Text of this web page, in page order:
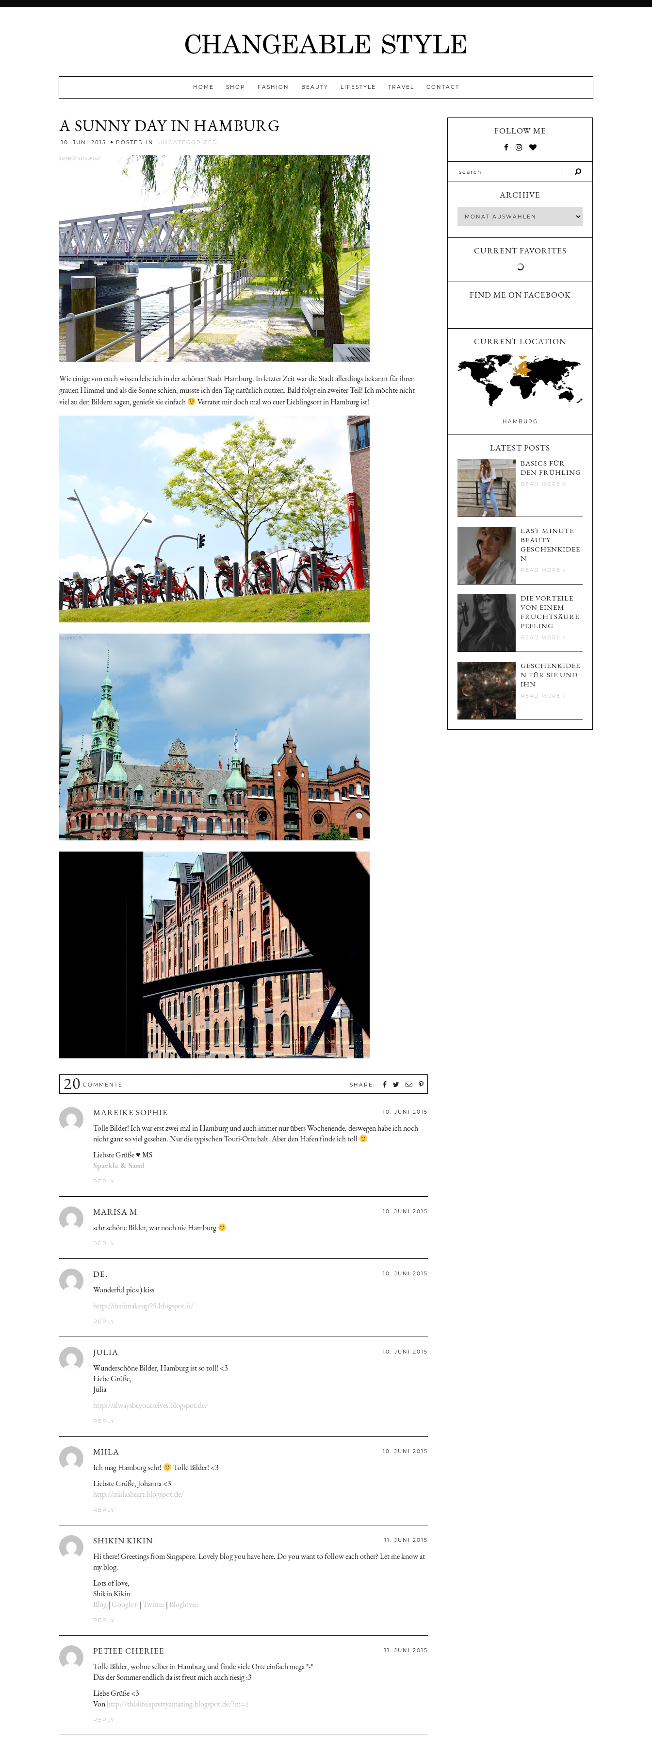
HOME SHOP FASHION BEAUTY LIFESTYLE TRAVEL CONTACT
A SUNNY DAY IN HAMBURG
10. JUNI 2015 POSTED IN: UNCATEGORIZED
Wie einige von euch wissen lebe ich in der schönen Stadt Hamburg. In letzter Zeit war die Stadt allerdings bekannt für ihren
grauen Himmel und als die Sonne schien, musste ich den Tag natürlich nutzen. Bald folgt ein zweiter Teil! Ich möchte nicht
viel zu den Bildern sagen, genießt sie einfach
Verratet mir doch mal wo euer Lieblingsort in Hamburg ist!
20 COMMENTS SHARE:
MAREIKE SOPHIE 10. JUNI 2015
Tolle Bilder! Ich war erst zwei mal in Hamburg und auch immer nur übers Wochenende, deswegen habe ich noch
nicht ganz so viel gesehen. Nur die typischen Touri-Orte halt. Aber den Hafen finde ich toll
Liebste Grüße ♥ MS
Sparkle & Sand
REPLY
MARISA M 10. JUNI 2015
sehr schöne Bilder, war noch nie Hamburg
REPLY
DE. 10. JUNI 2015
Wonderful pics:) kiss
http://denimakeup95.blogspot.it/
REPLY
JULIA 10. JUNI 2015
Wunderschöne Bilder, Hamburg ist so toll! <3
Liebe Grüße,
Julia
http://alwaysbeyourselves.blogspot.de/
REPLY
MIILA 10. JUNI 2015
Ich mag Hamburg sehr!
Tolle Bilder! <3
Liebste Grüße, Johanna <3
http://miilasheart.blogspot.de/
REPLY
SHIKIN KIKIN 11. JUNI 2015
Hi there! Greetings from Singapore. Lovely blog you have here. Do you want to follow each other? Let me know at
my blog.
Lots of love,
Shikin Kikin
Blog| Google+| Twitter| Bloglovin
REPLY
PETIEE CHERIEE 11. JUNI 2015
Tolle Bilder, wohne selber in Hamburg und finde viele Orte einfach mega *-*
Das der Sommer endlich da ist freut mich auch riesig :3
Liebe Grüße <3
Vonhttp://thislifeisprettyamazing.blogspot.de/?m=1
REPLY
FOLLOW ME
ARCHIVE
CURRENT FAVORITES
FIND ME ON FACEBOOK
CURRENT LOCATION
HAMBURG
LATEST POSTS
BASICS FÜR
DEN FRÜHLING
READ MORE
LAST MINUTE
BEAUTY
GESCHENKIDEE
N
READ MORE
DIE VORTEILE
VON EINEM
FRUCHTSÄURE
PEELING
READ MORE
GESCHENKIDEE
N FÜR SIE UND
IHN
READ MORE